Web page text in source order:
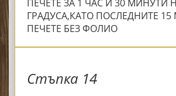
ПЕЧЕТЕ ЗА 1 ЧАС И 30 МИНУТИ
ГРАДУСА,КАТО ПОСЛЕДНИТЕ
ПЕЧЕТЕ БЕЗ ФОЛИО
Стъпка 14